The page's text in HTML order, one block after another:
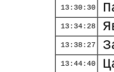
13:30:30
13:34:28
13:38:27
13:44:40